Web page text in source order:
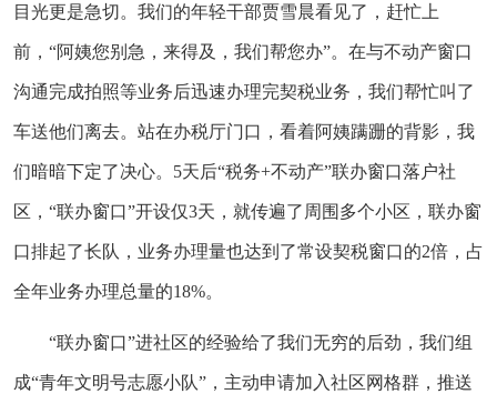
目光更是急切。我们的年轻干部贾雪晨看见了，赶忙上
前，“阿姨您别急，来得及，我们帮您办”。在与不动产窗口
沟通完成拍照等业务后迅速办理完契税业务，我们帮忙叫了
车送他们离去。站在办税厅门口，看着阿姨蹒跚的背影，我
们暗暗下定了决心。5天后“税务+不动产”联办窗口落户社
区，“联办窗口”开设仅3天，就传遍了周围多个小区，联办窗
口排起了长队，业务办理量也达到了常设契税窗口的2倍，占
全年业务办理总量的18%。
“联办窗口”进社区的经验给了我们无穷的后劲，我们组
成“青年文明号志愿小队”，主动申请加入社区网格群，推送